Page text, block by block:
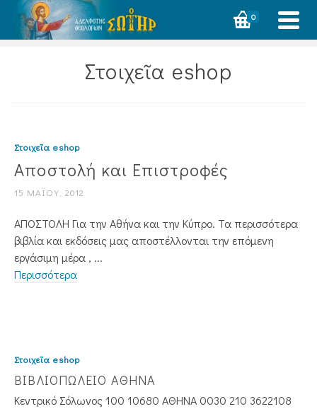
0
Στοιχεῖα eshop
Στοιχεῖα eshop
Αποστολή και Επιστροφές
15 ΜΑΪ́ΟΥ, 2012
ΑΠΟΣΤΟΛΗ Για την Αθήνα και την Κύπρο. Τα περισσότερα
βιβλία και εκδόσεις μας αποστέλλονται την επόμενη
εργάσιμη μέρα , ...
Περισσότερα
Στοιχεῖα eshop
ΒΙΒΛΙΟΠΩΛΕΙΟ ΑΘΗΝΑ
Κεντρικό Σόλωνος 100 10680 ΑΘΗΝΑ 0030 210 3622108